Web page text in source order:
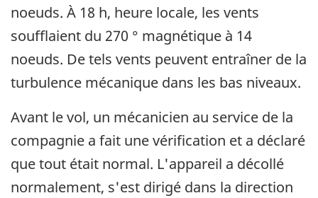
noeuds. À 18 h, heure locale, les vents
soufflaient du 270 ° magnétique à 14
noeuds. De tels vents peuvent entraîner de la
turbulence mécanique dans les bas niveaux.
Avant le vol, un mécanicien au service de la
compagnie a fait une vérification et a déclaré
que tout était normal. L'appareil a décollé
normalement, s'est dirigé dans la direction